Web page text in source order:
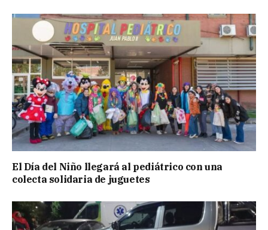
El Día del Niño llegará al pediátrico con una
colecta solidaria de juguetes